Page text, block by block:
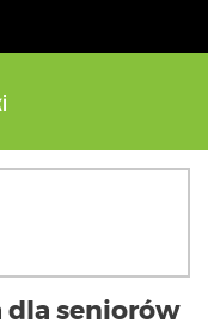
dla seniorów